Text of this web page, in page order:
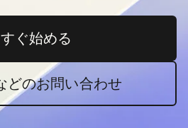
ぐ始める
新しいタブで開く
どのお問い合わせ